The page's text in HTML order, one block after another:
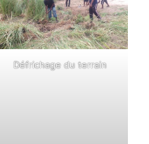
Défrichage du terrain